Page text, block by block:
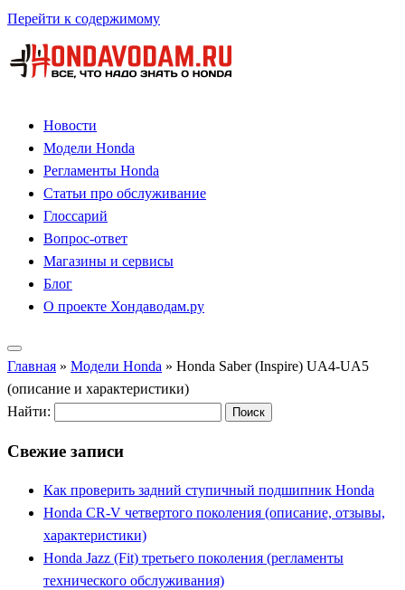
Перейти к содержимому
Новости
Модели Honda
Регламенты Honda
Статьи про обслуживание
Глоссарий
Вопрос-ответ
Магазины и сервисы
Блог
О проекте Хондаводам.ру
Главная » Модели Honda » Honda Saber (Inspire) UA4-UA5
(описание и характеристики)
Найти:
Свежие записи
Как проверить задний ступичный подшипник Honda
Honda CR-V четвертого поколения (описание, отзывы,
характеристики)
Honda Jazz (Fit) третьего поколения (регламенты
технического обслуживания)